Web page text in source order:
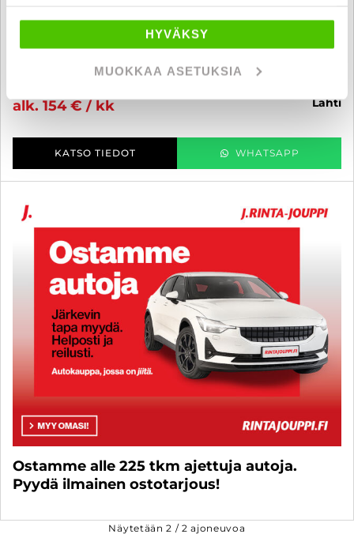
HYVÄKSY
MUOKKAA ASETUKSIA
2022 , Manuaali, Bensiini, 53 000 km
alk. 154 € / kk
lahti
KATSO TIEDOT WHATSAPP
Ostamme alle 225 tkm ajettuja autoja.
Pyydä ilmainen ostotarjous!
Näytetään2 /2 ajoneuvoa